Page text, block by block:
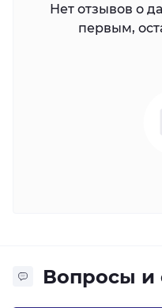
Нет отзывов о
первым,
Вопросы и